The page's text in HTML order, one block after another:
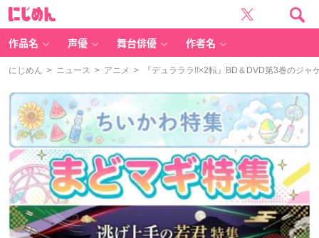
作品名 声優 舞台俳優 作者名
にじめん > ニュース > アニメ > 『デュラララ!!×2転』BD＆DVD第3巻のジャ